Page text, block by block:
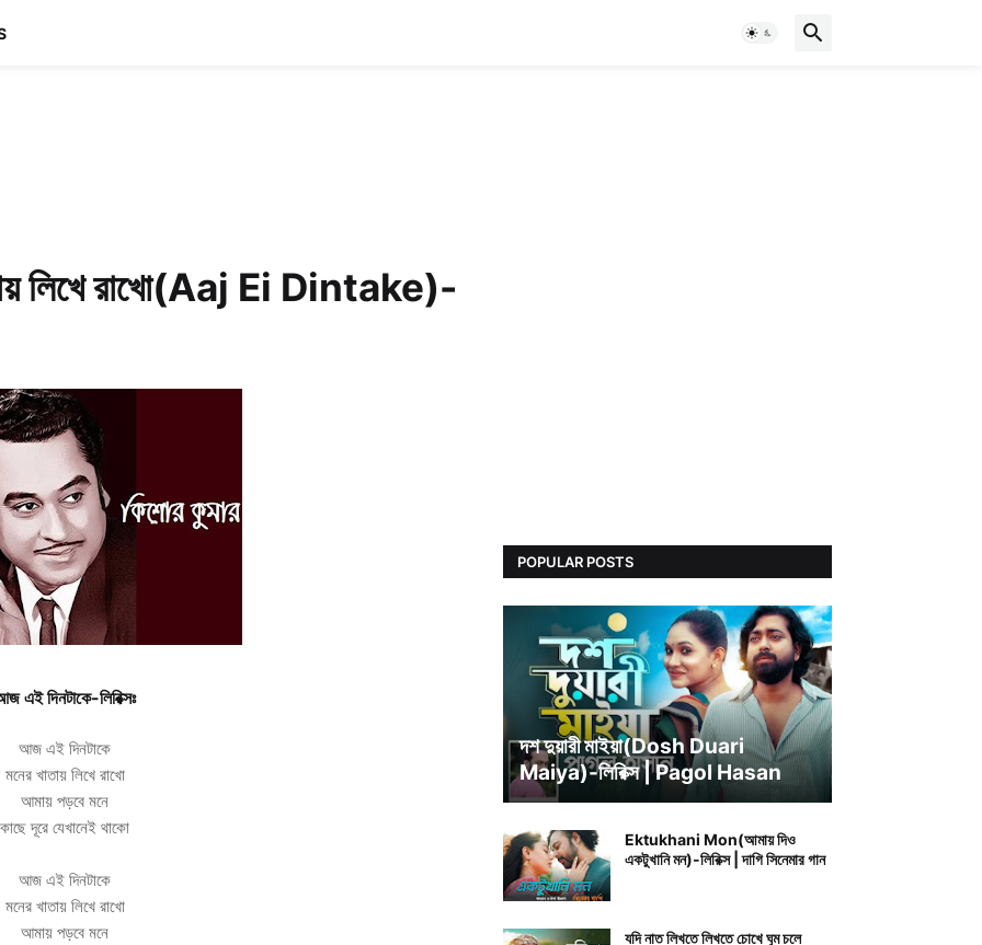
লিখে রাখো(Aaj Ei Dintake)-
এই দিনটাকে-লিরিক্সঃ
আজ এই দিনটাকে
মনের খাতায় লিখে রাখো
আমায় পড়বে মনে
কাছে দূরে যেখানেই থাকো
আজ এই দিনটাকে
মনের খাতায় লিখে রাখো
আমায় পড়বে মনে
POPULAR POSTS
BENGALI SONG LYRICS
দশ দুয়ারী মাইয়া(Dosh Duari
Maiya)-লিরিক্স | Pagol Hasan
Ektukhani Mon(আমায় দিও
একটুখানি মন)-লিরিক্স | দাগি সিনেমার গান
যদি নাত লিখতে লিখতে চোখে ঘুম চলে